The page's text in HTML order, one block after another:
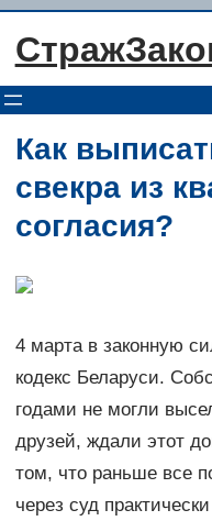
Перейти
Как
свекра из
согласия?
4 марта в законную
кодекс Беларуси.
годами не могли
друзей, ждали этот
том, что раньше все
через суд